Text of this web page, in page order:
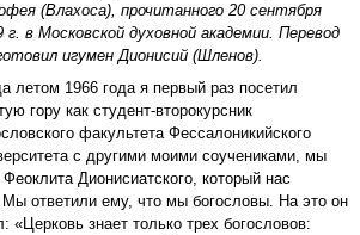
(Влахоса), прочитанного 20 сентября
г. в Московской духовной академии. Перевод
игумен Дионисий (Шленов).
летом 1966 года я первый раз посетил
гору как студент-второкурсник
факультета Фессалоникийского
с другими моими соучениками, мы
Дионисиатского, который нас
ответили ему, что мы богословы. На это он
«Церковь знает только трех богословов: